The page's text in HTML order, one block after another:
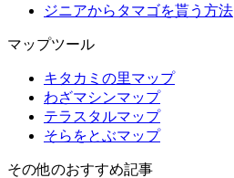
ジニアからタマゴを貰う方法
マップツール
キタカミの里マップ
わざマシンマップ
テラスタルマップ
そらをとぶマップ
その他のおすすめ記事